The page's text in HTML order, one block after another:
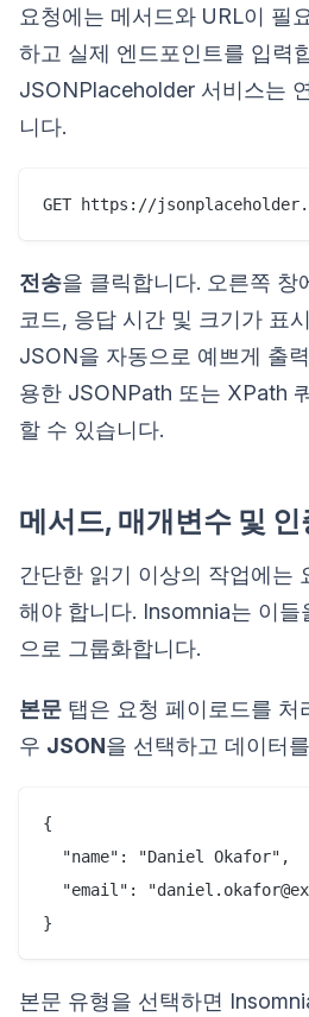
요청에는 메서드와 URL이 필
하고 실제 엔드포인트를 입력
JSONPlaceholder 서비스는
니다.
전송을 클릭합니다. 오른쪽 창
코드, 응답 시간 및 크기가 표
JSON을 자동으로 예쁘게 출
용한 JSONPath 또는 XPath
할 수 있습니다.
메서드, 매개변수 및 인
간단한 읽기 이상의 작업에는
해야 합니다. Insomnia는 이들
으로 그룹화합니다.
본문 탭은 요청 페이로드를 처
우 JSON을 선택하고 데이터
{
  "name": "Daniel Okafor",
"email":
본문 유형을 선택하면